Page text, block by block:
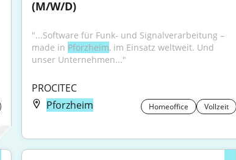
(M/W/D)
"...Software für Funk- und Signalverarbeitung –
made in Pforzheim, im Einsatz weltweit. Und
unser Unternehmen..."
PROCITEC
Pforzheim
Homeoffice Vollzeit